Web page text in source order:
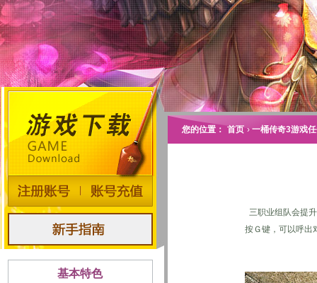
基本特色
您的位置： 首页 › 一桶传奇3游戏
三职业组队会提升
按Ｇ键，可以呼出